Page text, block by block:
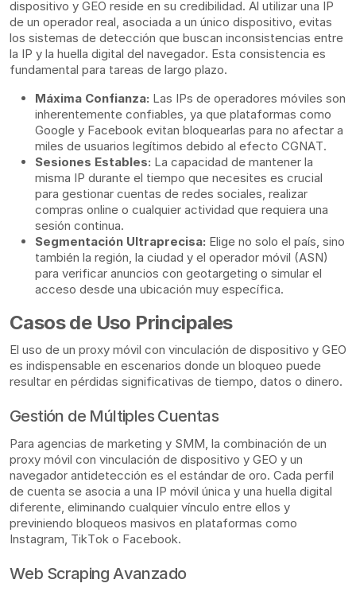
dispositivo y GEO reside en su credibilidad. Al utilizar una IP
de un operador real, asociada a un único dispositivo, evitas
los sistemas de detección que buscan inconsistencias entre
la IP y la huella digital del navegador. Esta consistencia es
fundamental para tareas de largo plazo.
Máxima Confianza: Las IPs de operadores móviles son
inherentemente confiables, ya que plataformas como
Google y Facebook evitan bloquearlas para no afectar a
miles de usuarios legítimos debido al efecto CGNAT.
Sesiones Estables: La capacidad de mantener la
misma IP durante el tiempo que necesites es crucial
para gestionar cuentas de redes sociales, realizar
compras online o cualquier actividad que requiera una
sesión continua.
Segmentación Ultraprecisa: Elige no solo el país, sino
también la región, la ciudad y el operador móvil (ASN)
para verificar anuncios con geotargeting o simular el
acceso desde una ubicación muy específica.
Casos de Uso Principales
El uso de un proxy móvil con vinculación de dispositivo y GEO
es indispensable en escenarios donde un bloqueo puede
resultar en pérdidas significativas de tiempo, datos o dinero.
Gestión de Múltiples Cuentas
Para agencias de marketing y SMM, la combinación de un
proxy móvil con vinculación de dispositivo y GEO y un
navegador antidetección es el estándar de oro. Cada perfil
de cuenta se asocia a una IP móvil única y una huella digital
diferente, eliminando cualquier vínculo entre ellos y
previniendo bloqueos masivos en plataformas como
Instagram, TikTok o Facebook.
Web Scraping Avanzado